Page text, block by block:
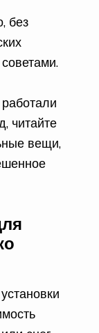
без
читайте
вещи,